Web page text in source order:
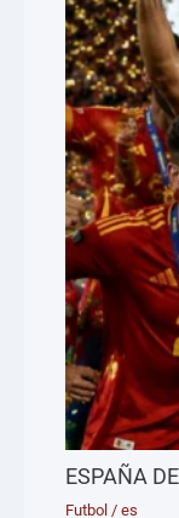
ESPAÑA
Futbol /es